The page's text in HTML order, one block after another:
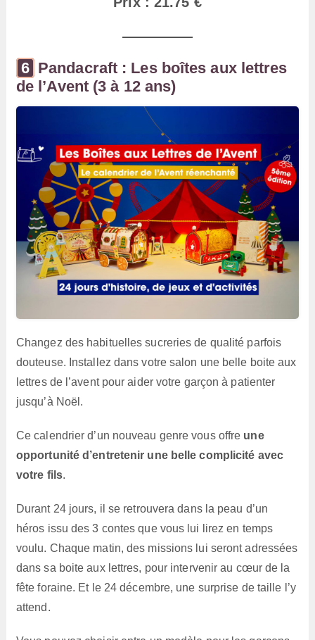
Pandacraft : Les boîtes aux lettres
de l’Avent (3 à 12 ans)
Changez des habituelles sucreries de qualité parfois
douteuse. Installez dans votre salon une belle boite aux
lettres de l’avent pour aider votre garçon à patienter
jusqu’à Noël.
Ce calendrier d’un nouveau genre vous offre une
opportunité d’entretenir une belle complicité avec
votre fils.
Durant 24 jours, il se retrouvera dans la peau d’un
héros issu des 3 contes que vous lui lirez en temps
voulu. Chaque matin, des missions lui seront adressées
dans sa boite aux lettres, pour intervenir au cœur de la
fête foraine. Et le 24 décembre, une surprise de taille l’y
attend.